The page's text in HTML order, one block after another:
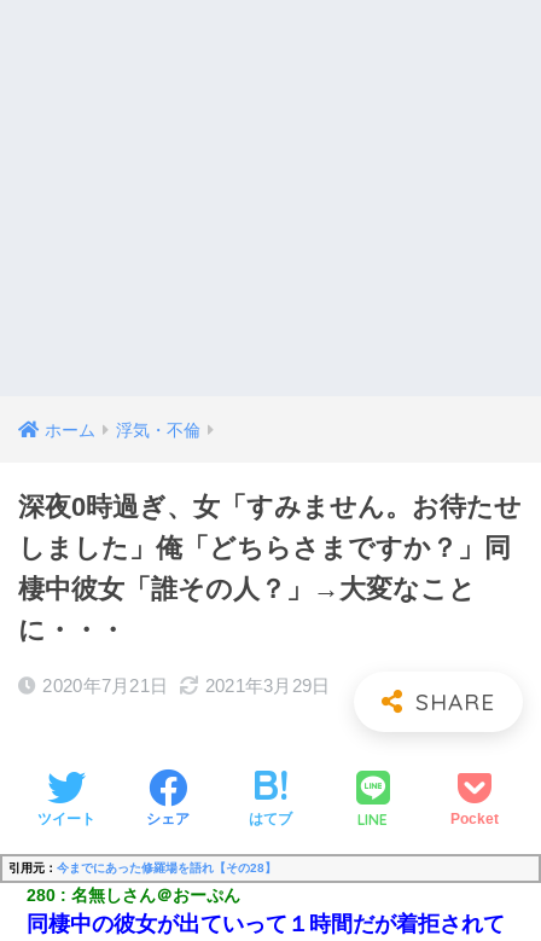
ホーム 浮気・不倫
深夜0時過ぎ、女「すみません。お待たせ
しました」俺「どちらさまですか？」同
棲中彼女「誰その人？」→大変なこと
に・・・
2020年7月21日 2021年3月29日
ツイート シェア はてブ LINE Pocket
引用元： 今までにあった修羅場を語れ【その28】
280 名無しさん＠おーぷん
同棲中の彼女が出ていって１時間だが着拒されて